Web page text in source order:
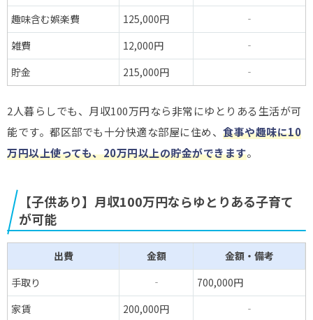
趣味含む娯楽費
125,000円
‐
雑費
12,000円
‐
貯金
215,000円 ‐
2人暮らしでも、月収100万円なら非常にゆとりある生活が可
能です。都区部でも十分快適な部屋に住め、 食事や趣味に10
万円以上使っても、20万円以上の貯金ができます。
【子供あり】月収100万円ならゆとりある子育て
が可能
出費 金額
金額・備考
手取り
‐
700,000円
家賃
200,000円
‐